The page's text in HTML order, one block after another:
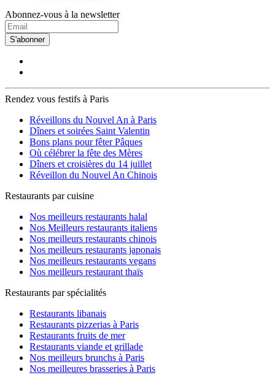
Abonnez-vous à la newsletter
S'abonner
Rendez vous festifs à Paris
Réveillons du Nouvel An à Paris
Dîners et soirées Saint Valentin
Bons plans pour fêter Pâques
Où célébrer la fête des Mères
Dîners et croisières du 14 juillet
Réveillon du Nouvel An Chinois
Restaurants par cuisine
Nos meilleurs restaurants halal
Nos Meilleurs restaurants italiens
Nos meilleurs restaurants chinois
Nos meilleurs restaurants japonais
Nos meilleurs restaurants vegans
Nos meilleurs restaurant thaïs
Restaurants par spécialités
Restaurants libanais
Restaurants pizzerias à Paris
Restaurants fruits de mer
Restaurants viande et grillade
Nos meilleurs brunchs à Paris
Nos meilleures brasseries à Paris